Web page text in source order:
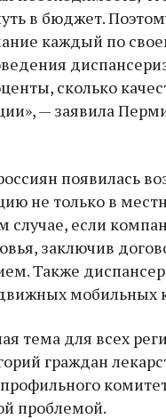
в бюджет.
каждый по
сколько
— заявила
появилась
не только в
случае, если
заключив
Также
мобильных
тема для всех
граждан
профильного
проблемой.